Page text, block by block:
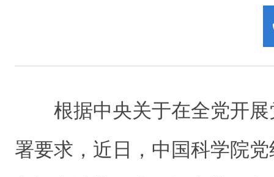
根据中央关于在全党开
署要求，近日，中国科学院